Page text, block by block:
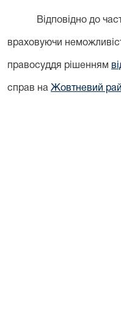
Відповідно до
враховуючи
правосуддя рішенням
справ на Жовтневий